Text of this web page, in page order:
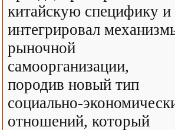
китайскую специфику и
интегрировал
рыночной
самоорганизации,
породив новый тип
социально-
отношений, который